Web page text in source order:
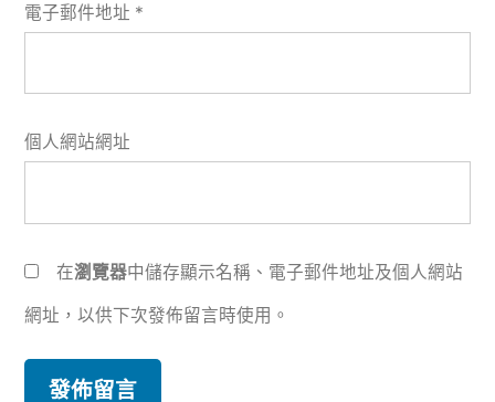
電子郵件地址 *
個人網站網址
在瀏覽器中儲存顯示名稱、電子郵件地址及個人網站
網址，以供下次發佈留言時使用。